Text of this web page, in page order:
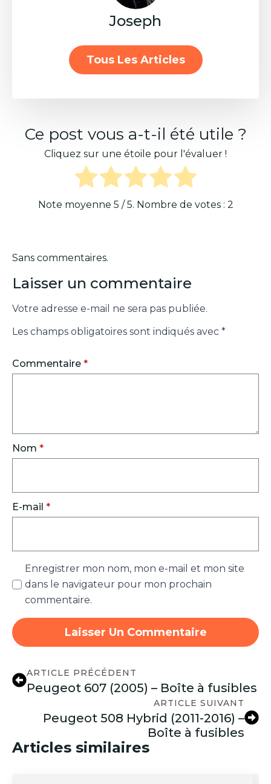
Joseph
Tous Les Articles
Ce post vous a-t-il été utile ?
Cliquez sur une étoile pour l'évaluer !
Note moyenne 5 / 5. Nombre de votes : 2
Sans commentaires.
Laisser un commentaire
Votre adresse e-mail ne sera pas publiée.
Les champs obligatoires sont indiqués avec *
Commentaire *
Nom *
E-mail *
Enregistrer mon nom, mon e-mail et mon site
dans le navigateur pour mon prochain
commentaire.
ARTICLE PRÉCÉDENT
Peugeot 607 (2005) – Boîte à fusibles
ARTICLE SUIVANT
Peugeot 508 Hybrid (2011-2016) –
Boîte à fusibles
Articles similaires